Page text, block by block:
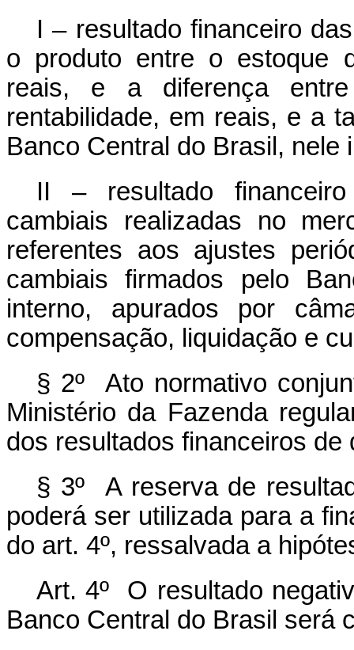
I – resultado financeiro
o produto entre o estoque
reais, e a diferença
rentabilidade, em reais, e a
Banco Central do Brasil,
II – resultado
cambiais realizadas no
referentes aos ajustes
cambiais firmados pelo
interno, apurados por
compensação, liquidação e
§ 2º Ato normativo
Ministério da Fazenda
dos resultados financeiros de
§ 3º A reserva de
poderá ser utilizada para a
do art. 4º, ressalvada a
Art. 4º O resultado
Banco Central do Brasil será